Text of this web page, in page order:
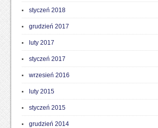
styczeń 2018
grudzień 2017
luty 2017
styczeń 2017
wrzesień 2016
luty 2015
styczeń 2015
grudzień 2014